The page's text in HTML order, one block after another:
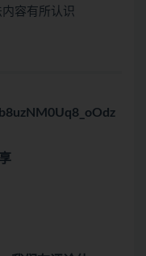
容有所认识